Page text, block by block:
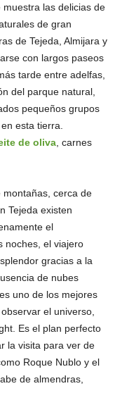
muestra las delicias de
de gran
de Tejeda, Almijara y
con largos paseos
tarde entre adelfas,
del parque natural,
pequeños grupos
esta tierra.
de oliva , carnes
montañas, cerca de
Tejeda existen
el
noches, el viajero
gracias a la
de nubes
uno de los mejores
el universo,
Es el plan perfecto
la visita para ver de
Roque Nublo y el
de almendras,